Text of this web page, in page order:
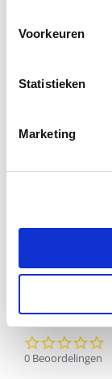
Voorkeuren
Statistieken
Marketing
0 Beoordelingen